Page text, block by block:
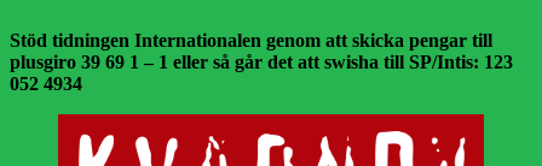
Stöd tidningen Internationalen genom att skicka pengar till
plusgiro 39 69 1 – 1 eller så går det att swisha till SP/Intis: 123
052 4934